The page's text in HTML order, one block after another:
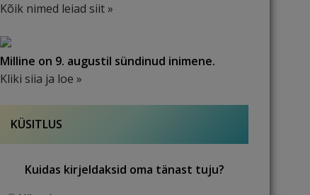
Kõik nimed leiad siit »
Milline on 9. augustil sündinud inimene.
Kliki siia ja loe »
KÜSITLUS
Kuidas kirjeldaksid oma tänast tuju?